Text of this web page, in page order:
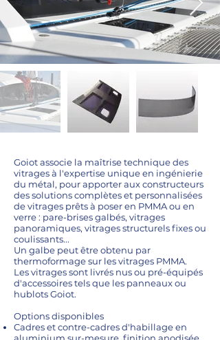
Goiot associe la maîtrise technique des
vitrages à l'expertise unique en ingénierie
du métal, pour apporter aux constructeurs
des solutions complètes et personnalisées
de vitrages prêts à poser en PMMA ou en
verre : pare-brises galbés, vitrages
panoramiques, vitrages structurels fixes ou
coulissants...
Un galbe peut être obtenu par
thermoformage sur les vitrages PMMA.
Les vitrages sont livrés nus ou pré-équipés
d'accessoires tels que les panneaux ou
hublots Goiot.
Options disponibles
Cadres et contre-cadres d'habillage en